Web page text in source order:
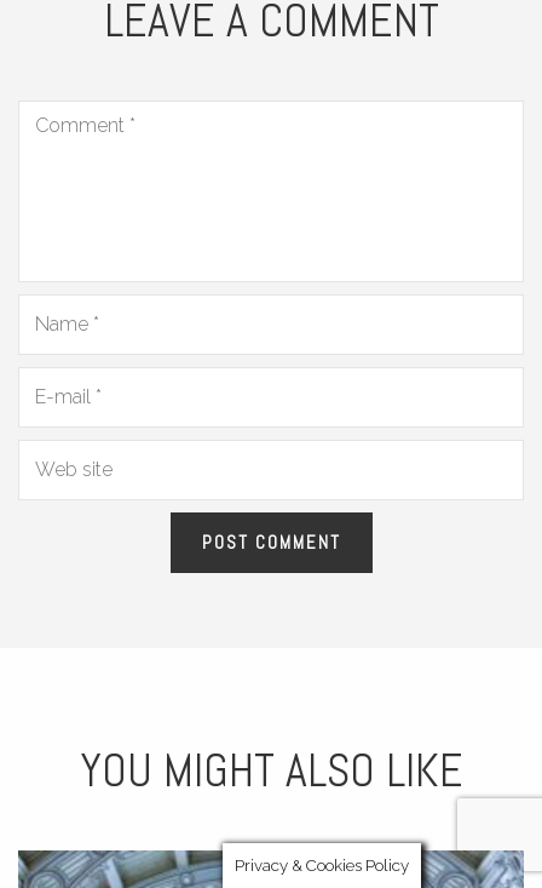
LEAVE A COMMENT
YOU MIGHT ALSO LIKE
Privacy & Cookies Policy